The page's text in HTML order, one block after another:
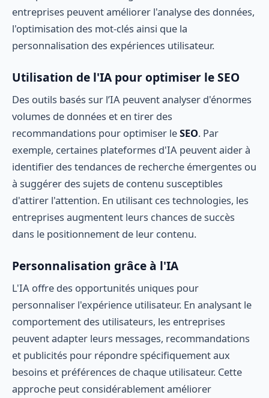
entreprises peuvent améliorer l'analyse des données,
l'optimisation des mot-clés ainsi que la
personnalisation des expériences utilisateur.
Utilisation de l'IA pour optimiser le SEO
Des outils basés sur l’IA peuvent analyser d'énormes
volumes de données et en tirer des
recommandations pour optimiser leSEO. Par
exemple, certaines plateformes d'IA peuvent aider à
identifier des tendances de recherche émergentes ou
à suggérer des sujets de contenu susceptibles
d'attirer l'attention. En utilisant ces technologies, les
entreprises augmentent leurs chances de succès
dans le positionnement de leur contenu.
Personnalisation grâce à l'IA
L'IA offre des opportunités uniques pour
personnaliser l'expérience utilisateur. En analysant le
comportement des utilisateurs, les entreprises
peuvent adapter leurs messages, recommandations
et publicités pour répondre spécifiquement aux
besoins et préférences de chaque utilisateur. Cette
approche peut considérablement améliorer